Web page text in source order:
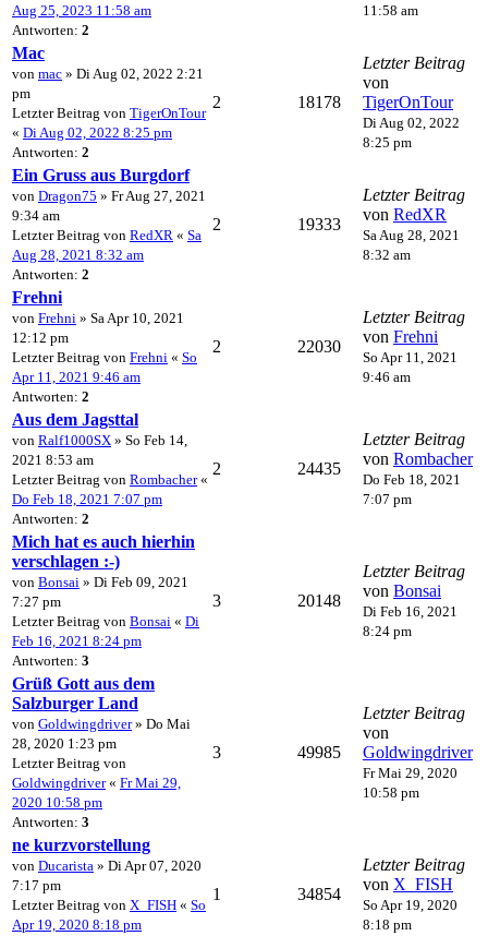
Aug 25, 2023 11:58 am
Antworten: 2
11:58 am
Mac
von mac » Di Aug 02, 2022 2:21
pm
Letzter Beitrag von TigerOnTour
« Di Aug 02, 2022 8:25 pm
Antworten: 2
2 18178
Letzter Beitrag
von
TigerOnTour
Di Aug 02, 2022
8:25 pm
Ein Gruss aus Burgdorf
von Dragon75 » Fr Aug 27, 2021
9:34 am
Letzter Beitrag von RedXR « Sa
Aug 28, 2021 8:32 am
Antworten: 2
2 19333
Letzter Beitrag
von RedXR
Sa Aug 28, 2021
8:32 am
Frehni
von Frehni » Sa Apr 10, 2021
12:12 pm
Letzter Beitrag von Frehni « So
Apr 11, 2021 9:46 am
Antworten: 2
2 22030
Letzter Beitrag
von Frehni
So Apr 11, 2021
9:46 am
Aus dem Jagsttal
von Ralf1000SX » So Feb 14,
2021 8:53 am
Letzter Beitrag von Rombacher«
Do Feb 18, 2021 7:07 pm
Antworten: 2
2 24435
Letzter Beitrag
von Rombacher
Do Feb 18, 2021
7:07 pm
Mich hat es auch hierhin
verschlagen :-)
von Bonsai » Di Feb 09, 2021
7:27 pm
Letzter Beitrag von Bonsai « Di
Feb 16, 2021 8:24 pm
Antworten: 3
3 20148
Letzter Beitrag
von Bonsai
Di Feb 16, 2021
8:24 pm
Grüß Gott aus dem
Salzburger Land
von Goldwingdriver» Do Mai
28, 2020 1:23 pm
Letzter Beitrag von
Goldwingdriver« Fr Mai 29,
2020 10:58 pm
Antworten: 3
3 49985
Letzter Beitrag
von
Goldwingdriver
Fr Mai 29, 2020
10:58 pm
ne kurzvorstellung
von Ducarista » Di Apr 07, 2020
7:17 pm
Letzter Beitrag von X_FISH « So
Apr 19, 2020 8:18 pm
1 34854
Letzter Beitrag
von X_FISH
So Apr 19, 2020
8:18 pm